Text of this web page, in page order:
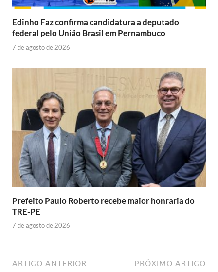
Edinho Faz confirma candidatura a deputado
federal pelo União Brasil em Pernambuco
7 de agosto de 2026
Prefeito Paulo Roberto recebe maior honraria do
TRE-PE
7 de agosto de 2026
ARTIGO ANTERIOR PRÓXIMO ARTIGO